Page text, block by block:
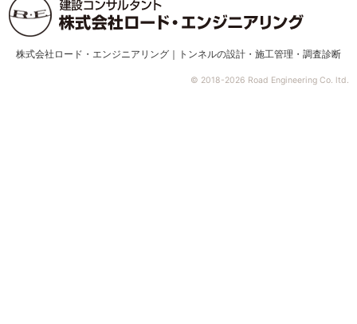
© 2018-2026 Road Engineering Co. ltd.
株式会社ロード・エンジニアリング｜トンネルの設計・施工管理・調査診断